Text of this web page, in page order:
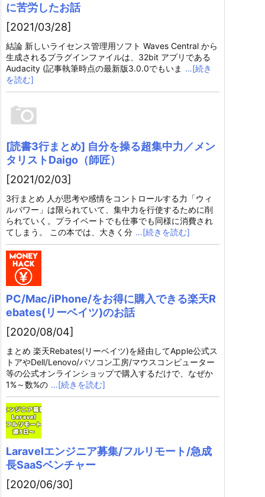
に苦労したお話
[2021/03/28]
結論 新しいライセンス管理用ソフト Waves Central から
生成されるプラグインファイルは、32bit アプリである
Audacity (記事執筆時点の最新版3.0.0でもいま …[続き
を読む]
[読書3行まとめ] 自分を操る超集中力／メン
タリストDaigo（師匠）
[2021/02/03]
3行まとめ 人が思考や感情をコントロールする力「ウィ
ルパワー」は限られていて、集中力を行使するために削
られていく。プライベートでも仕事でも同様に消費され
てしまう。 この本では、大きく分 …[続きを読む]
PC/Mac/iPhone/をお得に購入できる楽天R
ebates(リーベイツ)のお話
[2020/08/04]
まとめ 楽天Rebates(リーベイツ)を経由してApple公式ス
トアやDell/Lenovo/パソコン工房/マウスコンピューター
等の公式オンラインショップで購入するだけで、なぜか
1%～数%の …[続きを読む]
Laravelエンジニア募集/フルリモート/急成
長SaaSベンチャー
[2020/06/30]